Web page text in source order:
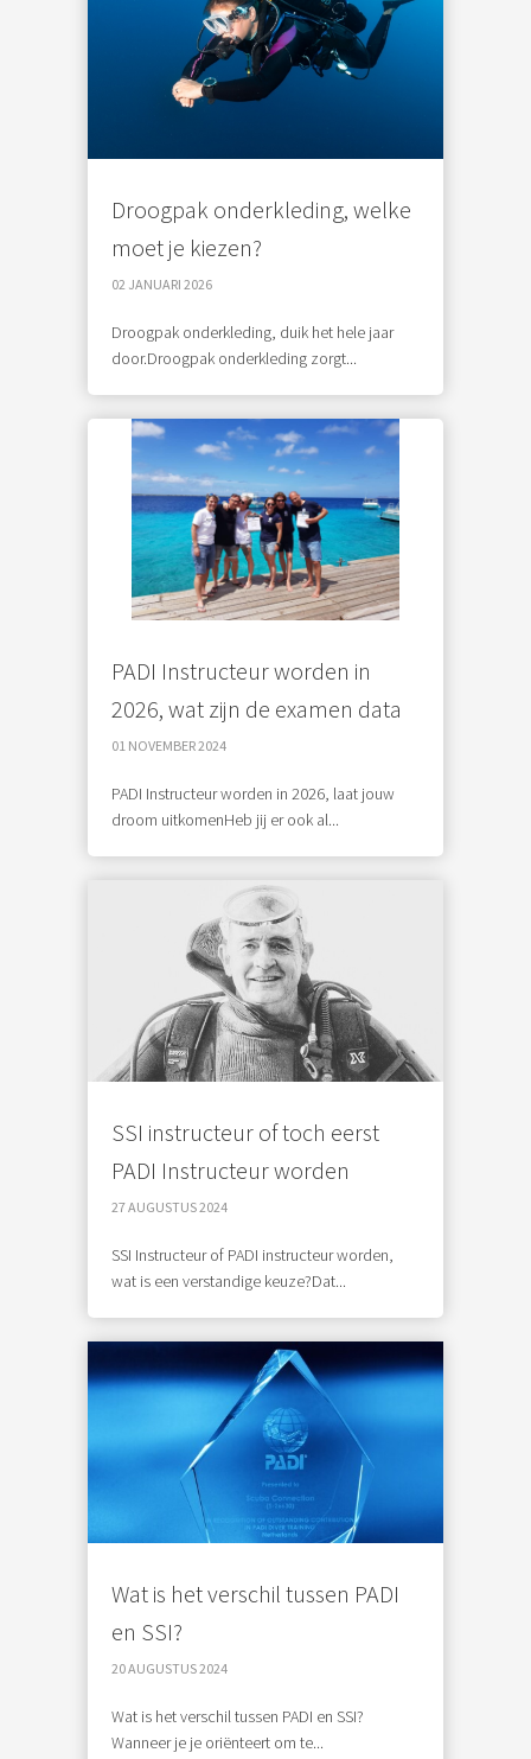
Droogpak onderkleding, welke
moet je kiezen?
02 JANUARI 2026
Droogpak onderkleding, duik het hele jaar
door.Droogpak onderkleding zorgt...
PADI Instructeur worden in
2026, wat zijn de examen data
01 NOVEMBER 2024
PADI Instructeur worden in 2026, laat jouw
droom uitkomenHeb jij er ook al...
SSI instructeur of toch eerst
PADI Instructeur worden
27 AUGUSTUS 2024
SSI Instructeur of PADI instructeur worden,
wat is een verstandige keuze?Dat...
Wat is het verschil tussen PADI
en SSI?
20 AUGUSTUS 2024
Wat is het verschil tussen PADI en SSI?
Wanneer je je oriënteert om te...